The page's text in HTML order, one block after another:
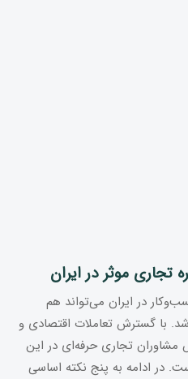
تجاری موثر در ایران
در ایران می‌تواند هم
با گسترش تعاملات اقتصادی و
مشاوران تجاری حرفه‌ای در این
در ادامه به پنج نکته اساسی